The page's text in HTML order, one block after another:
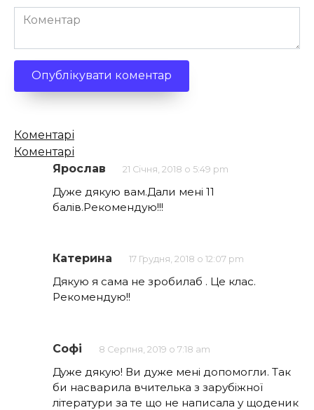
Коментар
Кількість
коментарів
Коментарі
Коментарі
Ярослав
21 Січня, 2018 о 5:49 pm
Дуже дякую вам.Дали мені 11
балів.Рекомендую!!!
Катерина 17 Грудня, 2018 о 12:07 pm
Дякую я сама не зробилаб . Це клас.
Рекомендую!!
Софі 8 Серпня, 2019 о 7:18 am
Дуже дякую! Ви дуже мені допомогли. Так
би насварила вчителька з зарубіжної
літератури за те що не написала у щоденик